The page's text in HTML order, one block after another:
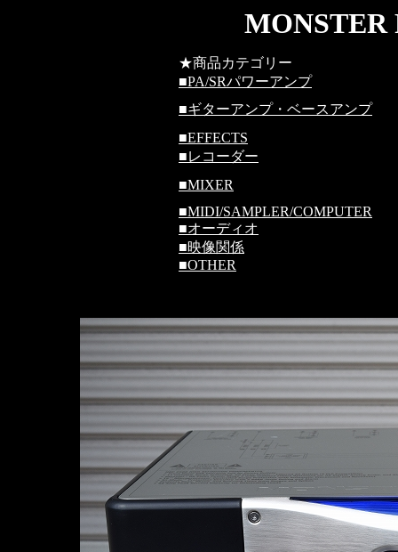
MONSTER
★商品カテゴリー
■PA/SRパワーアンプ
■ギターアンプ・ベースアンプ
■EFFECTS
■レコーダー
■MIXER
■MIDI/SAMPLER/COMPUTER
■オーディオ
■映像関係
■OTHER